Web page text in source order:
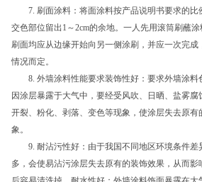
7. 刷面涂料：将面涂料按产品说明书要求的比
交色部位留出1～2cm的余地。一人先用滚筒刷蘸
刷面均应从边缘开始向另一侧涂刷，并应一次完
情况而定。
8. 外墙涂料性能要求装饰性好：要求外墙涂料
因涂层暴露于大气中，要经受风吹、日晒、盐雾
开裂、粉化、剥落、变色等现象，使涂层失去原
象。
9. 耐沾污性好：由于我国不同地区环境条件差
多，会使易沾污涂层失去原有的装饰效果，从而